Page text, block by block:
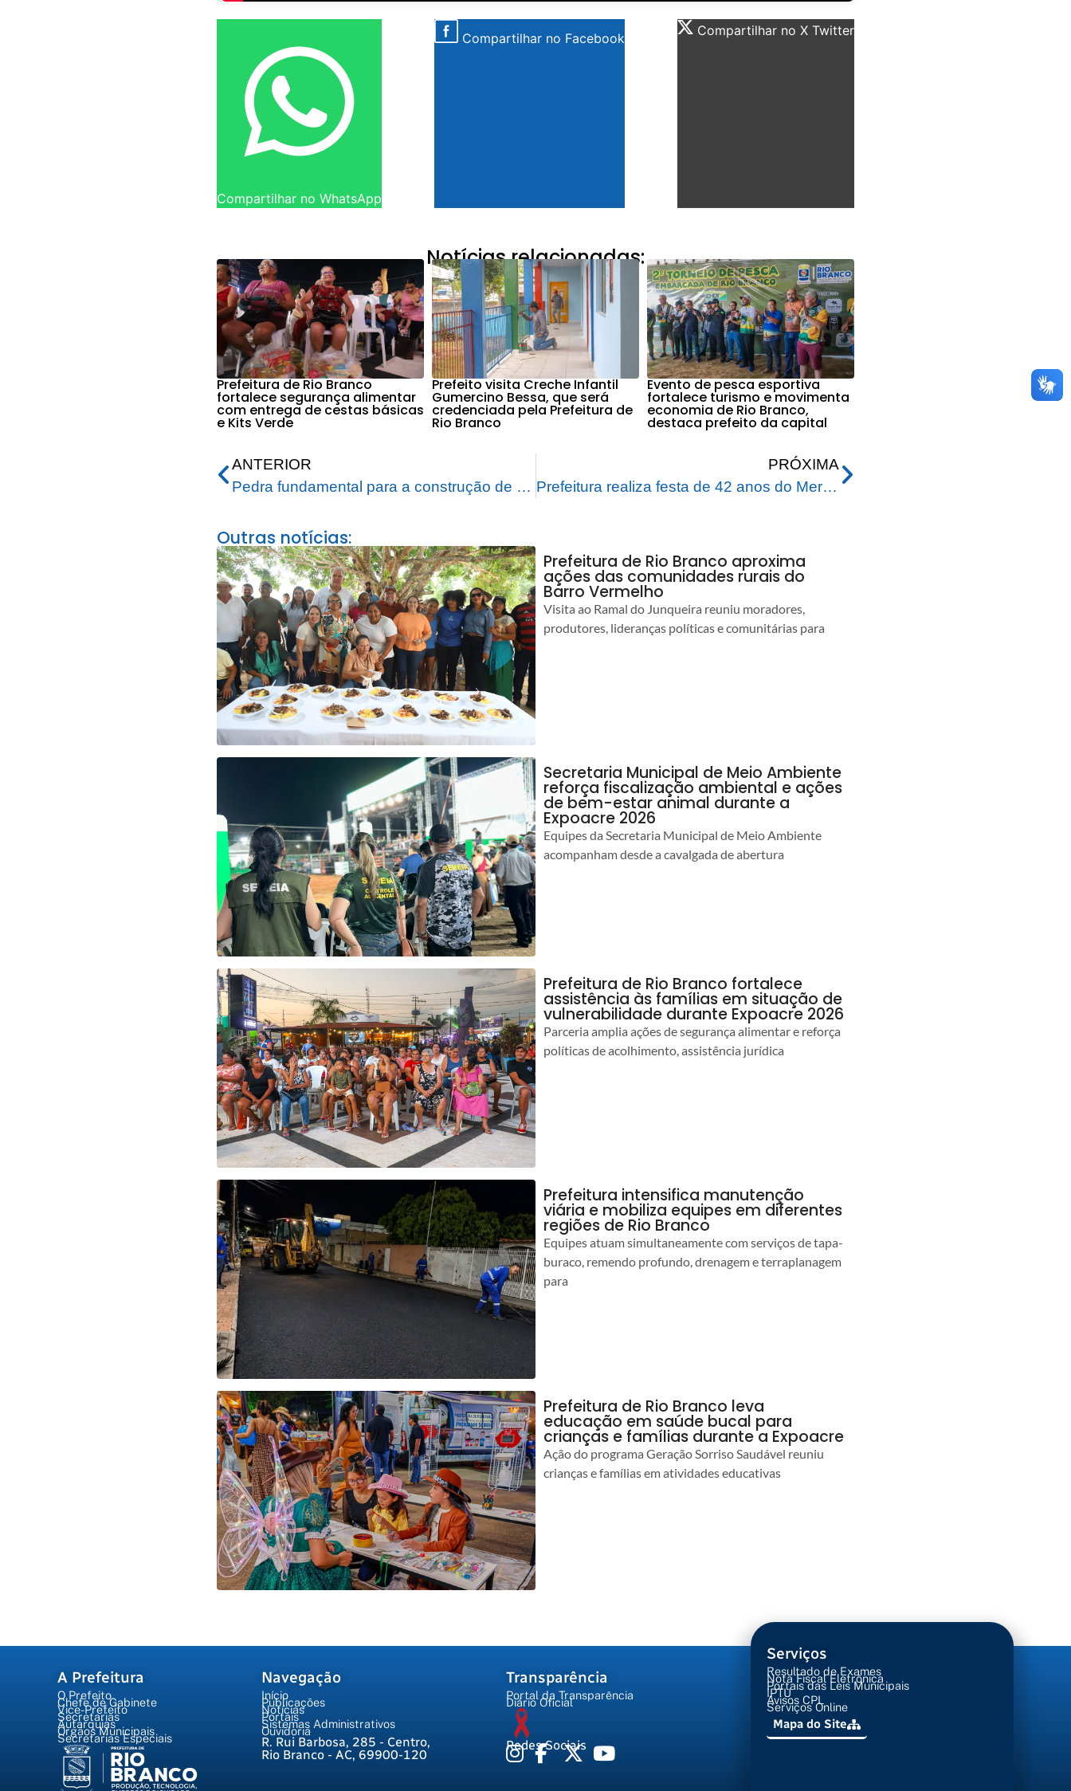
Compartilhar no WhatsApp
Compartilhar no Facebook Compartilhar no X Twitter
Notícias relacionadas:
Prefeitura de Rio Branco
fortalece segurança alimentar
com entrega de cestas básicas
e Kits Verde
Prefeito visita Creche Infantil
Gumercino Bessa, que será
credenciada pela Prefeitura de
Rio Branco
Evento de pesca esportiva
fortalece turismo e movimenta
economia de Rio Branco,
destaca prefeito da capital
ANTERIOR
Pedra fundamental para a construção de sede da Secretaria de Cuidados com a Cidade é lançada pela Prefeitura de Rio Branco
PRÓXIMA
Prefeitura realiza festa de 42 anos do Mercado Elias Mansour e garante reconstruir o local
Outras notícias:
Prefeitura de Rio Branco aproxima
ações das comunidades rurais do
Barro Vermelho
Visita ao Ramal do Junqueira reuniu moradores,
produtores, lideranças políticas e comunitárias para
Secretaria Municipal de Meio Ambiente
reforça fiscalização ambiental e ações
de bem-estar animal durante a
Expoacre 2026
Equipes da Secretaria Municipal de Meio Ambiente
acompanham desde a cavalgada de abertura
Prefeitura de Rio Branco fortalece
assistência às famílias em situação de
vulnerabilidade durante Expoacre 2026
Parceria amplia ações de segurança alimentar e reforça
políticas de acolhimento, assistência jurídica
Prefeitura intensifica manutenção
viária e mobiliza equipes em diferentes
regiões de Rio Branco
Equipes atuam simultaneamente com serviços de tapa-
buraco, remendo profundo, drenagem e terraplanagem
para
Prefeitura de Rio Branco leva
educação em saúde bucal para
crianças e famílias durante a Expoacre
Ação do programa Geração Sorriso Saudável reuniu
crianças e famílias em atividades educativas
A Prefeitura
O Prefeito
Chefe de Gabinete
Vice-Prefeito
Secretarias
Autarquias
Órgãos Municipais
Secretarias Especiais
Navegação
Início
Publicações
Notícias
Portais
Sistemas Administrativos
Ouvidoria
R. Rui Barbosa, 285 - Centro,
Rio Branco - AC, 69900-120
Transparência
Portal da Transparência
Diário Oficial
Redes Sociais
Serviços
Resultado de Exames
Nota Fiscal Eletrônica
Portais das Leis Municipais
IPTU
Avisos CPL
Serviços Online
Mapa do Site